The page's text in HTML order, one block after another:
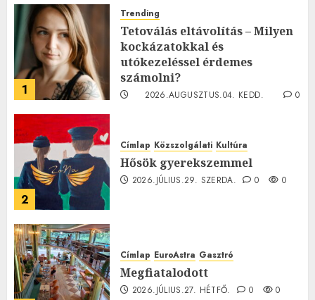
1
Trending
Tetoválás eltávolítás – Milyen
kockázatokkal és
utókezeléssel érdemes
számolni?
2026.AUGUSZTUS.04. KEDD.
0
2
Címlap Közszolgálati Kultúra
Hősök gyerekszemmel
2026.JÚLIUS.29. SZERDA. 0 0
Címlap EuroAstra Gasztró
Megfiatalodott
2026.JÚLIUS.27. HÉTFŐ. 0 0